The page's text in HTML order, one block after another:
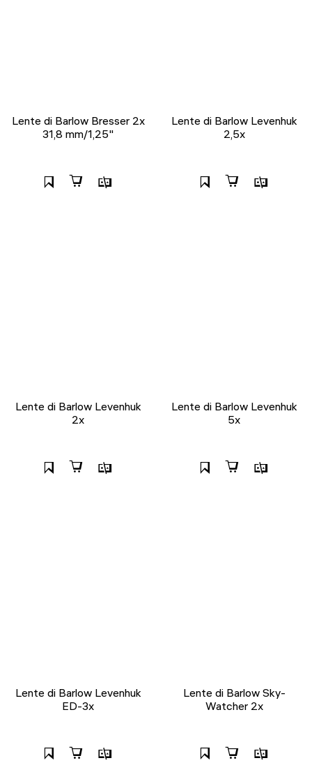
Lente di Barlow Bresser 2x
31,8 mm/1,25"
Lente di Barlow Levenhuk
2,5x
Lente di Barlow Levenhuk
2x
Lente di Barlow Levenhuk
5x
Lente di Barlow Levenhuk
ED-3x
Lente di Barlow Sky-
Watcher 2x